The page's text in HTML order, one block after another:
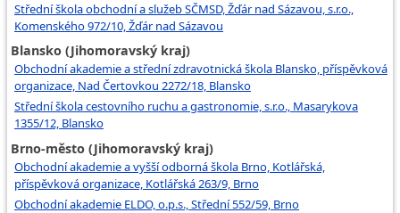
Střední škola obchodní a služeb SČMSD, Žďár nad Sázavou, s.r.o.,
Komenského 972/10, Žďár nad Sázavou
Blansko (Jihomoravský kraj)
Obchodní akademie a střední zdravotnická škola Blansko, příspěvková
organizace, Nad Čertovkou 2272/18, Blansko
Střední škola cestovního ruchu a gastronomie, s.r.o., Masarykova
1355/12, Blansko
Brno-město (Jihomoravský kraj)
Obchodní akademie a vyšší odborná škola Brno, Kotlářská,
příspěvková organizace, Kotlářská 263/9, Brno
Obchodní akademie ELDO, o.p.s., Střední 552/59, Brno